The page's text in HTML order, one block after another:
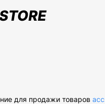
для продажи товаров